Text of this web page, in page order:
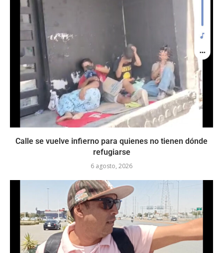
Calle se vuelve infierno para quienes no tienen dónde
refugiarse
6 agosto, 2026